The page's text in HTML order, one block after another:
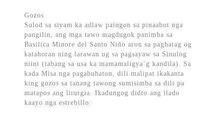
Gozos
Sulod sa siyam ka adlaw paingon sa pinaabot nga
pangilin, ang mga tawo magdugok panimba sa
Basilica Minore del Santo Niño aron sa paghatag og
katahoran ning larawan ug sa pagsayaw sa Sinulog
niini (tabang sa usa ka mamamaligya’g kandila). Sa
kada Misa nga pagabuhaton, dili malipat ikakanta
king gozos sa tanang tawong sumisimba sa dili pa
matapos ang liturgia. Ikadungog didto ang ilado
kaayo nga estrebillo: